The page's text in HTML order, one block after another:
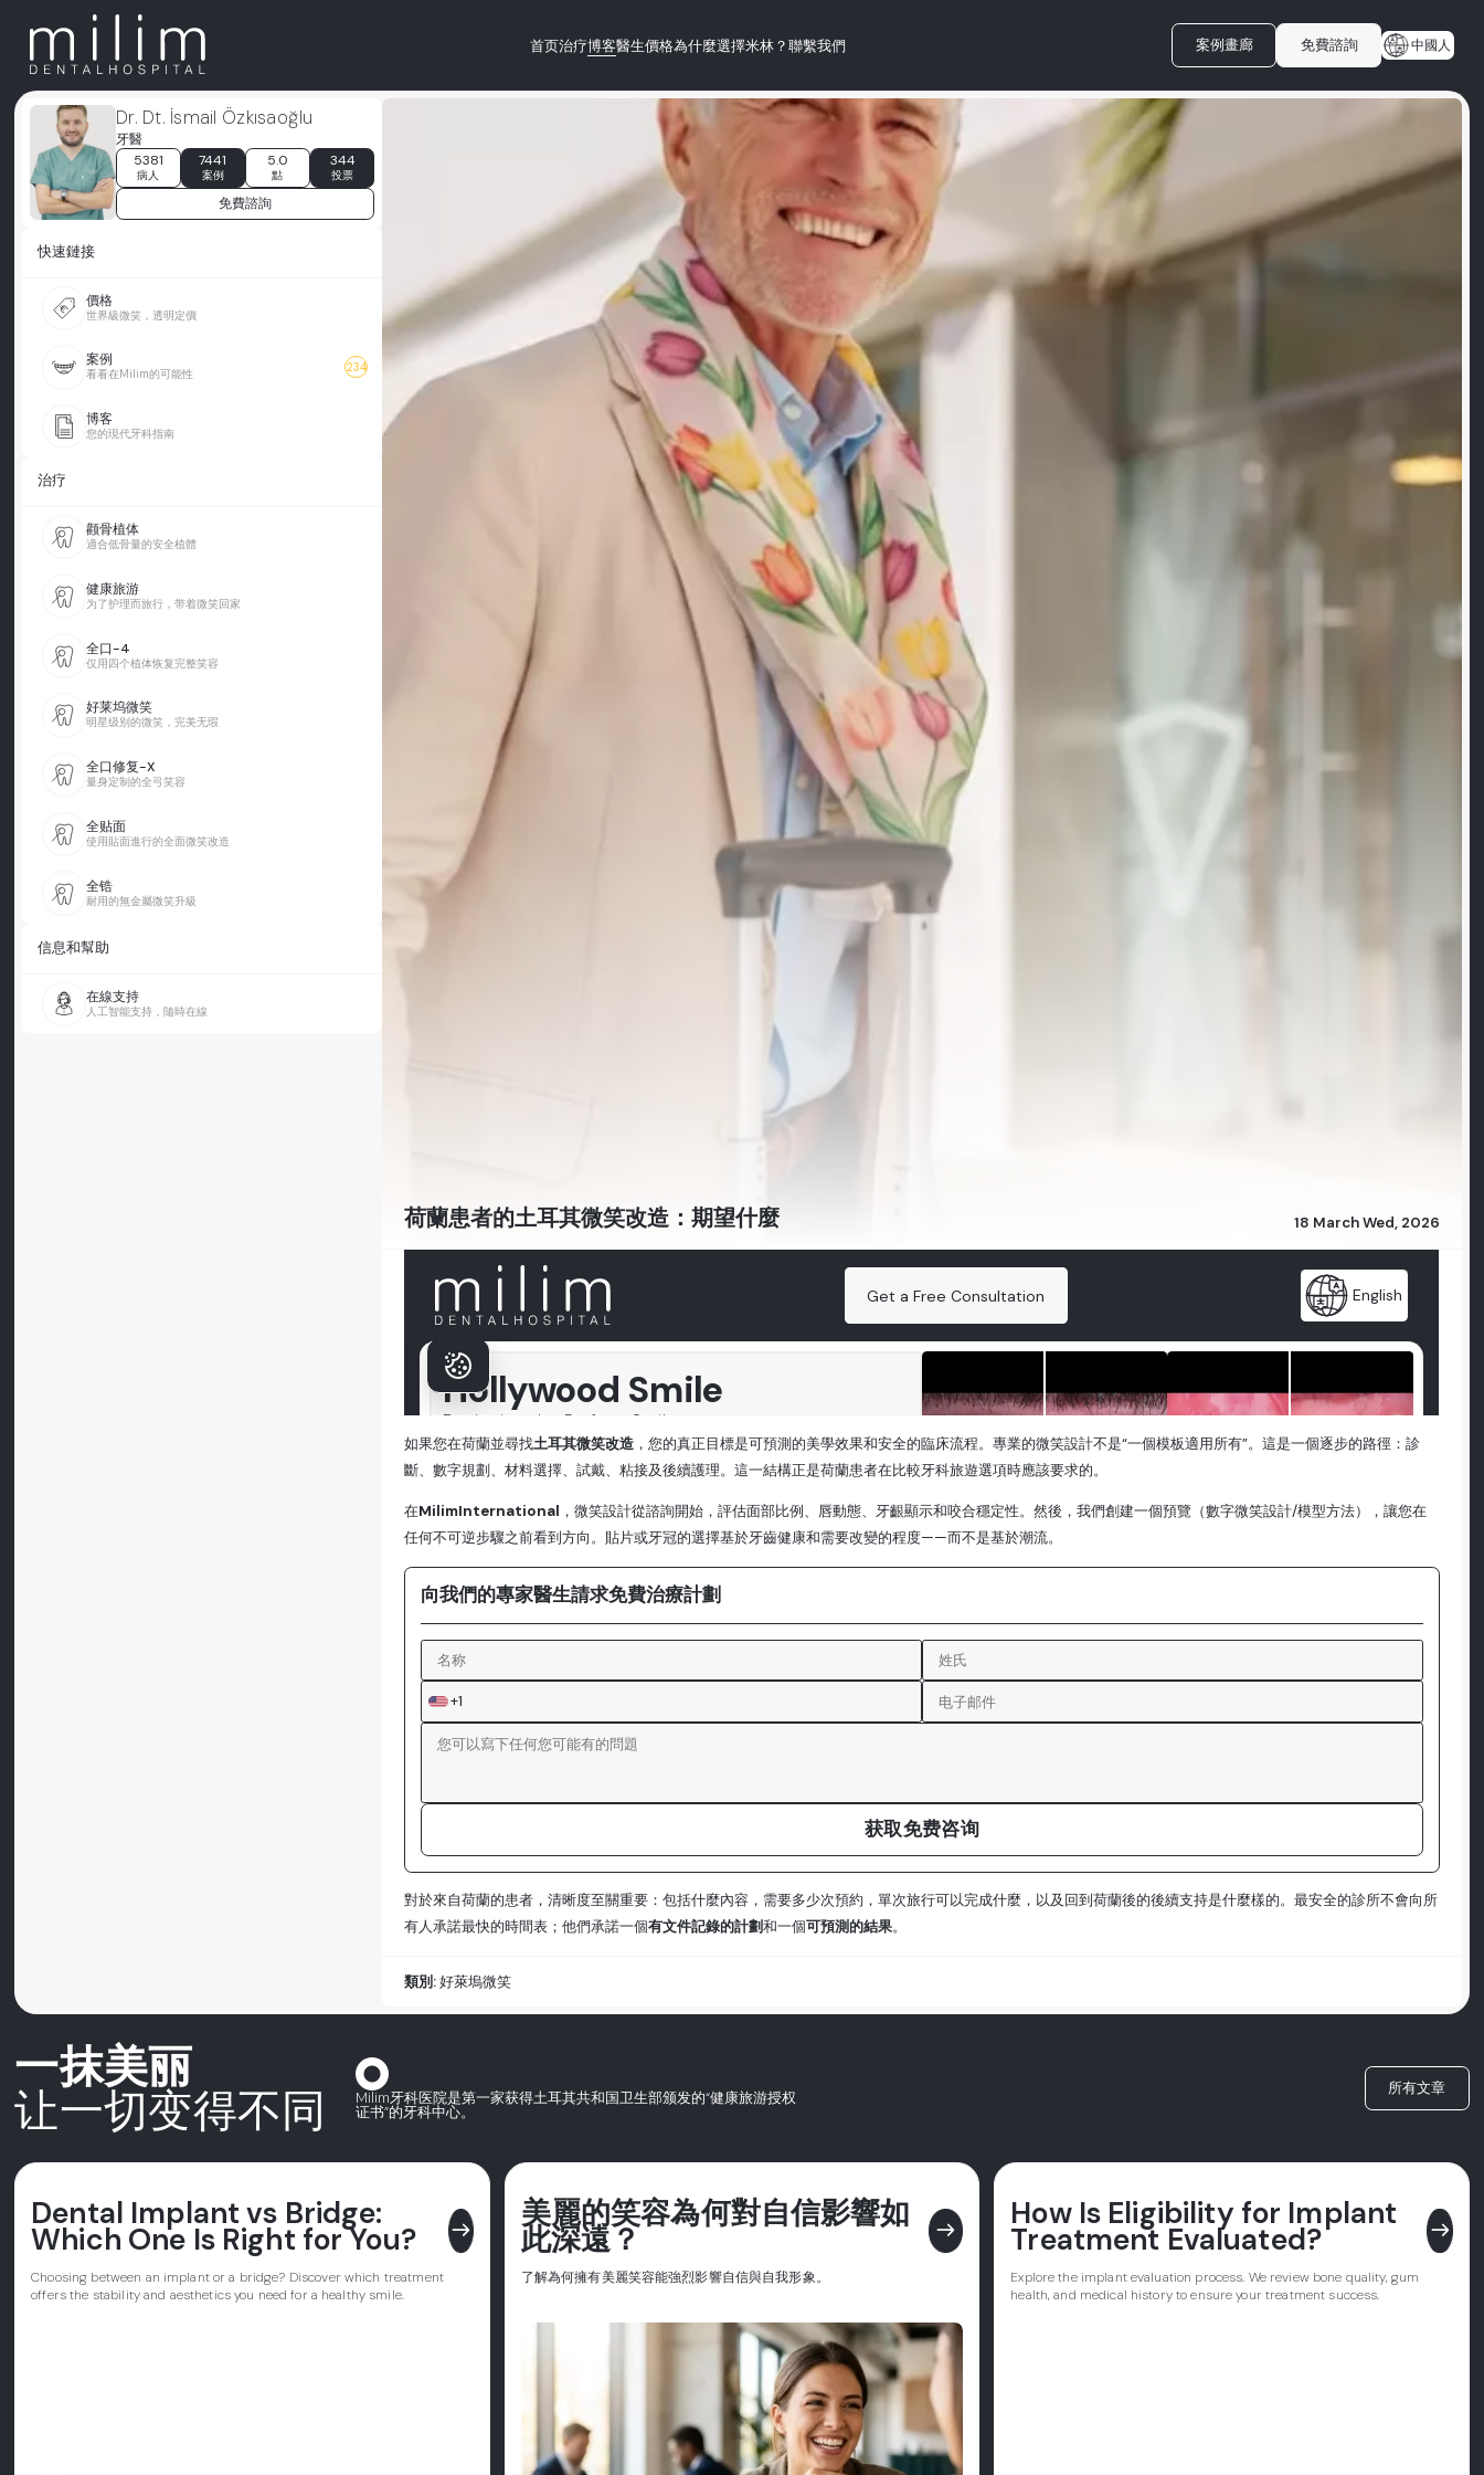
首页治疗博客醫生價格為什麼選擇米林？聯繫我們 案例畫廊 免費諮詢 中國人
Dr. Dt. İsmail Özkısaoğlu
牙醫
5381
病人
7441
案例
5.0
點
344
投票
免費諮詢
快速鏈接
價格
世界級微笑，透明定價
案例
看看在Milim的可能性 234
博客
您的現代牙科指南
治疗
颧骨植体
適合低骨量的安全植體
健康旅游
为了护理而旅行，带着微笑回家
全口-4
仅用四个植体恢复完整笑容
好莱坞微笑
明星级别的微笑，完美无瑕
全口修复-X
量身定制的全弓笑容
全贴面
使用貼面進行的全面微笑改造
全锆
耐用的無金屬微笑升級
信息和幫助
在線支持
人工智能支持，隨時在線
荷蘭患者的土耳其微笑改造：期望什麼 18 March Wed, 2026
如果您在荷蘭並尋找土耳其微笑改造 ，您的真正目標是可預測的美學效果和安全的臨床流程。專業的微笑設計不是“一個模板適用所有”。這是一個逐步的路徑：診
斷、數字規劃、材料選擇、試戴、粘接及後續護理。這一結構正是荷蘭患者在比較牙科旅遊選項時應該要求的。
在MilimInternational ，微笑設計從諮詢開始，評估面部比例、唇動態、牙齦顯示和咬合穩定性。然後，我們創建一個預覽（數字微笑設計/模型方法），讓您在
任何不可逆步驟之前看到方向。貼片或牙冠的選擇基於牙齒健康和需要改變的程度——而不是基於潮流。
向我們的專家醫生請求免費治療計劃
+1
获取免费咨询
對於來自荷蘭的患者，清晰度至關重要：包括什麼內容，需要多少次預約，單次旅行可以完成什麼，以及回到荷蘭後的後續支持是什麼樣的。最安全的診所不會向所
有人承諾最快的時間表；他們承諾一個有文件記錄的計劃和一個可預測的結果。
類別:好萊塢微笑
一抹美丽
让一切变得不同 Milim牙科医院是第一家获得土耳其共和国卫生部颁发的“健康旅游授权
证书”的牙科中心。
所有文章
Dental Implant vs Bridge:
Which One Is Right for You? east
Choosing between an implant or a bridge? Discover which treatment
offers the stability and aesthetics you need for a healthy smile.
美麗的笑容為何對自信影響如
此深遠？ east
了解為何擁有美麗笑容能強烈影響自信與自我形象。
How Is Eligibility for Implant
Treatment Evaluated? east
Explore the implant evaluation process. We review bone quality, gum
health, and medical history to ensure your treatment success.